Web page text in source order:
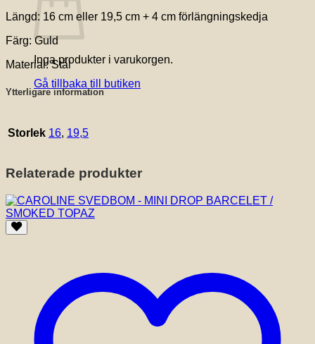
Inga produkter i varukorgen.
Gå tillbaka till butiken
Längd: 16 cm eller 19,5 cm + 4 cm förlängningskedja
Färg: Guld
Material: Stål
Ytterligare information
Storlek 16, 19,5
Relaterade produkter